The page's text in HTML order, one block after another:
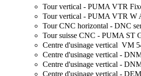
Tour vertical - PUMA VTR
Tour vertical - PUMA VTR W
Tour CNC horizontal - DNC
Tour suisse CNC - PUMA ST
Centre d'usinage vertical VM
Centre d'usinage vertical -
Centre d'usinage vertical -
Centre d'usinage vertical -